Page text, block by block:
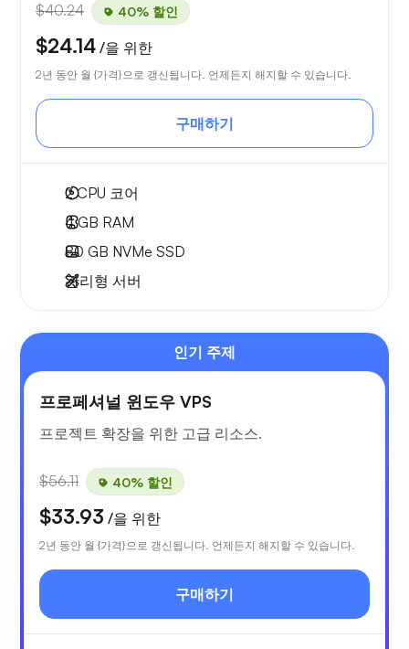
$40.24 40% 할인
$24.14 /을 위한
2년 동안 월 {가격}으로 갱신됩니다. 언제든지 해지할 수 있습니다.
구매하기
2CPU 코어
4 GB RAM
80 GB NVMe SSD
관리형 서버
인기 주제
프로페셔널 윈도우 VPS
프로젝트 확장을 위한 고급 리소스.
$56.11 40% 할인
$33.93 /을 위한
2년 동안 월 {가격}으로 갱신됩니다. 언제든지 해지할 수 있습니다.
구매하기